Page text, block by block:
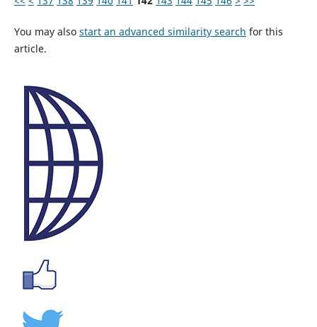
You may also start an advanced similarity search for this
article.